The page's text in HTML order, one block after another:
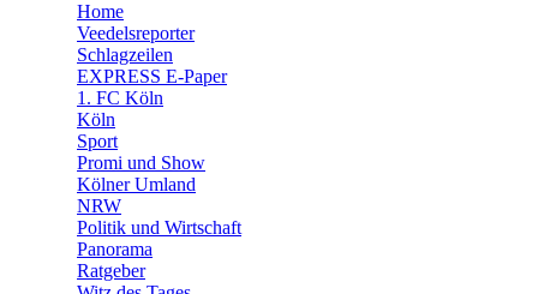
🛒 Shoppingwelt
Home
Veedelsreporter
Schlagzeilen
EXPRESS E-Paper
1. FC Köln
Köln
Sport
Promi und Show
Kölner Umland
NRW
Politik und Wirtschaft
Panorama
Ratgeber